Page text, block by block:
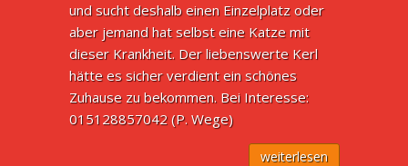
und sucht deshalb einen Einzelplatz oder
aber jemand hat selbst eine Katze mit
dieser Krankheit. Der liebenswerte Kerl
hätte es sicher verdient ein schönes
Zuhause zu bekommen. Bei Interesse:
015128857042 (P. Wege)
weiterlesen